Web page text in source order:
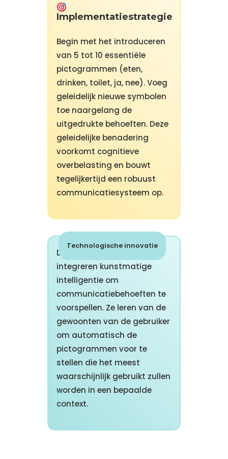
Implementatiestrategie
Begin met het introduceren
van 5 tot 10 essentiële
pictogrammen (eten,
drinken, toilet, ja, nee). Voeg
geleidelijk nieuwe symbolen
toe naargelang de
uitgedrukte behoeften. Deze
geleidelijke benadering
voorkomt cognitieve
overbelasting en bouwt
tegelijkertijd een robuust
communicatiesysteem op.
Technologische innovatie
De nieuwste applicaties
integreren kunstmatige
intelligentie om
communicatiebehoeften te
voorspellen. Ze leren van de
gewoonten van de gebruiker
om automatisch de
pictogrammen voor te
stellen die het meest
waarschijnlijk gebruikt zullen
worden in een bepaalde
context.